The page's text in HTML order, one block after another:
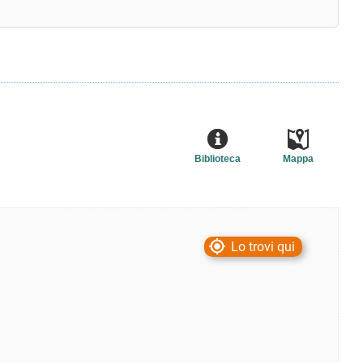
Mappa
Biblioteca
Lo trovi qui